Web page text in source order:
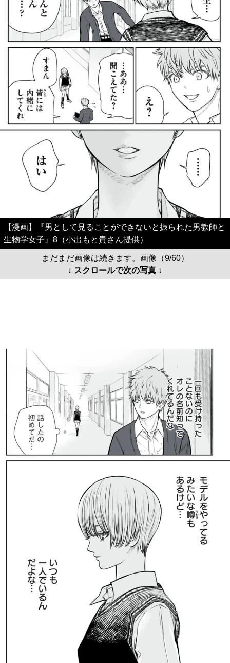
【漫画】『男として見ることができないと振られた男教師と
生物学女子』8（小出もと貴さん提供）
まだまだ画像は続きます。画像（9/60）
↓ スクロールで次の写真 ↓